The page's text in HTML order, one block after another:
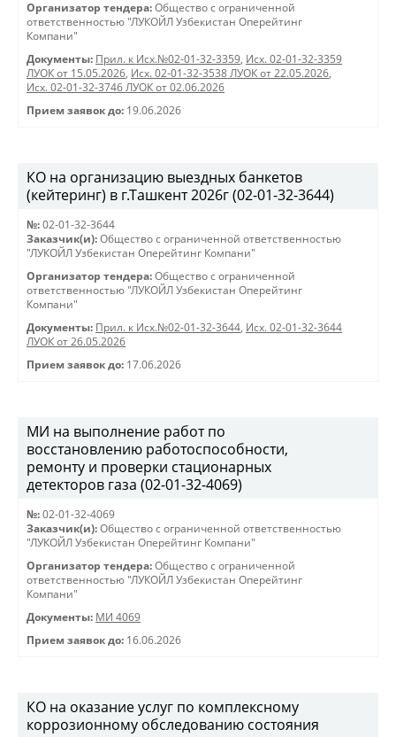
Организатор тендера: Общество с ограниченной
ответственностью "ЛУКОЙЛ Узбекистан Оперейтинг
Компани"
Документы: Прил. к Исх.№02-01-32-3359, Исх. 02-01-32-3359
ЛУОК от 15.05.2026, Исх. 02-01-32-3538 ЛУОК от 22.05.2026,
Исх. 02-01-32-3746 ЛУОК от 02.06.2026
Прием заявок до: 19.06.2026
КО на организацию выездных банкетов
(кейтеринг) в г.Ташкент 2026г (02-01-32-3644)
№: 02-01-32-3644
Заказчик(и): Общество с ограниченной ответственностью
"ЛУКОЙЛ Узбекистан Оперейтинг Компани"
Организатор тендера: Общество с ограниченной
ответственностью "ЛУКОЙЛ Узбекистан Оперейтинг
Компани"
Документы: Прил. к Исх.№02-01-32-3644, Исх. 02-01-32-3644
ЛУОК от 26.05.2026
Прием заявок до: 17.06.2026
МИ на выполнение работ по
восстановлению работоспособности,
ремонту и проверки стационарных
детекторов газа (02-01-32-4069)
№: 02-01-32-4069
Заказчик(и): Общество с ограниченной ответственностью
"ЛУКОЙЛ Узбекистан Оперейтинг Компани"
Организатор тендера: Общество с ограниченной
ответственностью "ЛУКОЙЛ Узбекистан Оперейтинг
Компани"
Документы: МИ 4069
Прием заявок до: 16.06.2026
КО на оказание услуг по комплексному
коррозионному обследованию состояния